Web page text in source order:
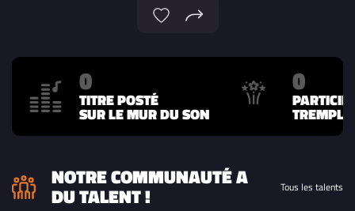
0
TITRE POSTÉ
SUR LE MUR DU SON
0
NOTRE COMMUNAUTÉ A
DU TALENT ! Tous les talents